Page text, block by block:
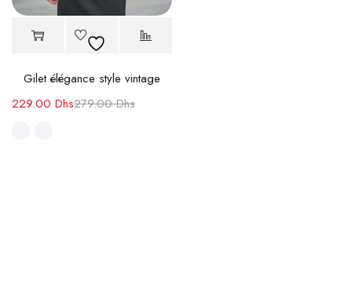
Gilet élégance style vintage
279.00Dhs
229.00 Dhs